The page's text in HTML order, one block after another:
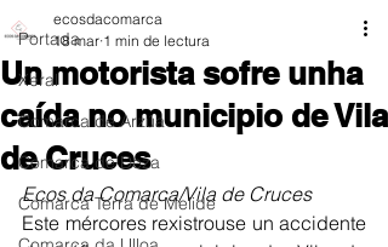
Portada
Xeral
Comarca de Arzúa
Comarca de Deza
Comarca Terra de Melide
Un motorista sofre unha
caída no municipio de Vila
de Cruces
ecosdacomarca
18 mar 1 min de lectura
Ecos da Comarca/Vila de Cruces
Este mércores rexistrouse un accidente